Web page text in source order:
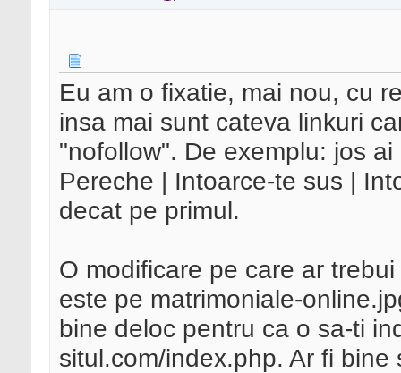
Eu am o fixatie, mai nou, cu
insa mai sunt cateva linkuri
"nofollow". De exemplu: jos
Pereche | Intoarce-te sus |
decat pe primul.
O modificare pe care ar
este pe matrimoniale-
bine deloc pentru ca o sa-ti
situl.com/index.php. Ar fi